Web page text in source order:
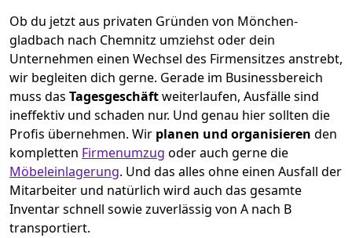
Ob du jetzt aus privaten Gründen von Mönchen­
gladbach nach Chemnitz umziehst oder dein
Unternehmen einen Wechsel des Firmensitzes anstrebt,
wir begleiten dich gerne. Gerade im Businessbereich
muss das Tagesgeschäftweiterlaufen, Ausfälle sind
ineffektiv und schaden nur. Und genau hier sollten die
Profis übernehmen. Wir planen und organisieren den
kompletten Firmenumzug oder auch gerne die
Möbeleinlagerung. Und das alles ohne einen Ausfall der
Mitarbeiter und natürlich wird auch das gesamte
Inventar schnell sowie zuverlässig von A nach B
transportiert.